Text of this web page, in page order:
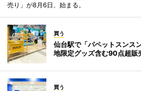
売り」が8月6日、始まる。
買う
仙台駅で「パペットスン
地限定グッズ含む90点超販
買う